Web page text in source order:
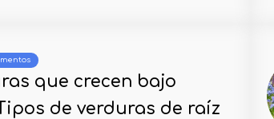
que crecen bajo
de verduras de raíz